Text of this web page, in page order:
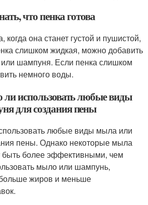
что пенка готова
когда она станет густой и пушистой,
слишком жидкая, можно добавить
шампуня. Если пенка слишком
немного воды.
использовать любые виды
для создания пены
любые виды мыла или
пены. Однако некоторые мыла
более эффективными, чем
мыло или шампунь,
жиров и меньше